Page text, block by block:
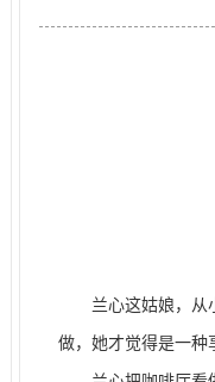
兰心这姑娘，从小
做，她才觉得是一种